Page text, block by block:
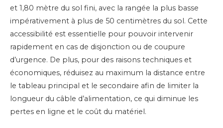
et 1,80 mètre du sol fini, avec la rangée la plus basse
impérativement à plus de 50 centimètres du sol. Cette
accessibilité est essentielle pour pouvoir intervenir
rapidement en cas de disjonction ou de coupure
d’urgence. De plus, pour des raisons techniques et
économiques, réduisez au maximum la distance entre
le tableau principal et le secondaire afin de limiter la
longueur du câble d’alimentation, ce qui diminue les
pertes en ligne et le coût du matériel.